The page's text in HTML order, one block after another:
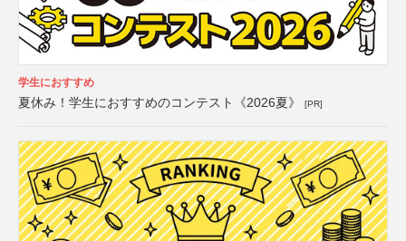
学生におすすめ
夏休み！学生におすすめのコンテスト《2026夏》 [PR]